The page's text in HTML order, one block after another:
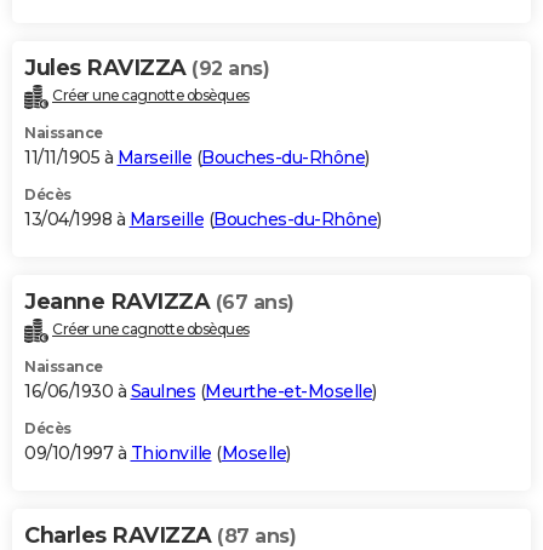
Jules RAVIZZA (92 ans)
Créer une cagnotte obsèques
Naissance
11/11/1905 à Marseille (Bouches-du-Rhône)
Décès
13/04/1998 à Marseille (Bouches-du-Rhône)
Jeanne RAVIZZA (67 ans)
Créer une cagnotte obsèques
Naissance
16/06/1930 à Saulnes (Meurthe-et-Moselle)
Décès
09/10/1997 à Thionville (Moselle)
Charles RAVIZZA (87 ans)